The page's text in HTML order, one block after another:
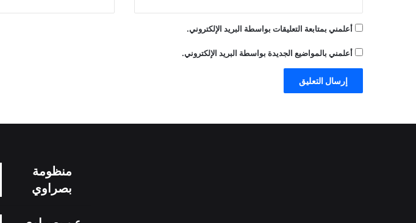
أعلمني بمتابعة التعليقات بواسطة البريد الإلكتروني.
أعلمني بالمواضيع الجديدة بواسطة البريد الإلكتروني.
منظومة
بصراوي